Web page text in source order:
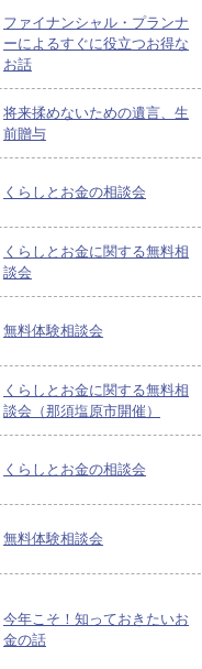
ファイナンシャル・プランナ
ーによるすぐに役立つお得な
お話
将来揉めないための遺言、生
前贈与
くらしとお金の相談会
くらしとお金に関する無料相
談会
無料体験相談会
くらしとお金に関する無料相
談会（那須塩原市開催）
くらしとお金の相談会
無料体験相談会
今年こそ！知っておきたいお
金の話